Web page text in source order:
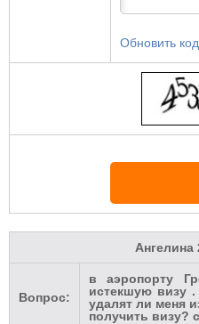
Обновить
Ангелина
Вопрос:
в аэропорту
истекшую визу
удалят ли меня
получить визу?